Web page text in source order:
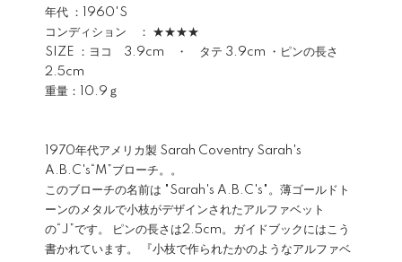
年代 ：1960'S
コンディション ： ★★★★
SIZE ：ヨコ 3.9cm ・ タテ 3.9cm ・ピンの長さ
2.5cm
重量：10.9ｇ
1970年代アメリカ製 Sarah Coventry Sarah's
A.B.C's“M”ブローチ。。
このブローチの名前は "Sarah's A.B.C's"。薄ゴールドト
ーンのメタルで小枝がデザインされたアルファベット
の“J”です。 ピンの長さは2.5cm。ガイドブックにはこう
書かれています。 『小枝で作られたかのようなアルファベ